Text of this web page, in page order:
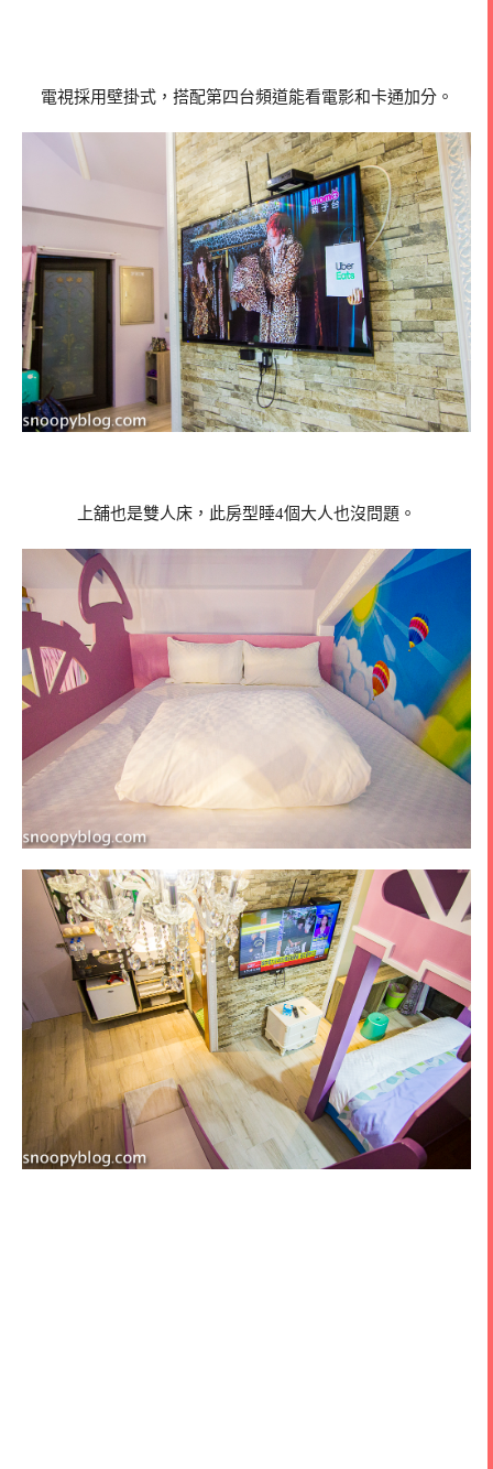
電視採用壁掛式，搭配第四台頻道能看電影和卡通加分。
上舖也是雙人床，此房型睡4個大人也沒問題。